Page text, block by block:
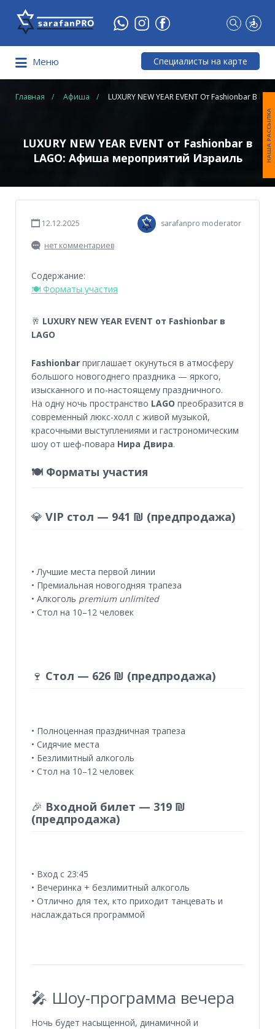
Что
Вы
ищете?
Меню Специалисты на карте
Главная Афиша LUXURY NEW YEAR EVENT От Fashionbar В
LUXURY NEW YEAR EVENT от Fashionbar в
LAGO: Афиша мероприятий Израиль
12.12.2025 sarafanpro moderator
нет комментариев
Содержание:
🍽 Форматы участия
🥂 LUXURY NEW YEAR EVENT от Fashionbar в
LAGO
Fashionbar приглашает окунуться в атмосферу
большого новогоднего праздника — яркого,
изысканного и по-настоящему праздничного.
На одну ночь пространство LAGO преобразится в
современный люкс-холл с живой музыкой,
красочными выступлениями и гастрономическим
шоу от шеф-повара Нира Двира.
🍽 Форматы участия
💎 VIP стол — 941 ₪ (предпродажа)
• Лучшие места первой линии
• Премиальная новогодняя трапеза
• Алкоголь premium unlimited
• Стол на 10–12 человек
🍷 Стол — 626 ₪ (предпродажа)
• Полноценная праздничная трапеза
• Сидячие места
• Безлимитный алкоголь
• Стол на 10–12 человек
🎉 Входной билет — 319 ₪
(предпродажа)
• Вход с 23:45
• Вечеринка + безлимитный алкоголь
• Отлично для тех, кто приходит танцевать и
наслаждаться программой
🎤 Шоу-программа вечера
Ночь будет насыщенной, динамичной и
НАША РАССЫЛКА